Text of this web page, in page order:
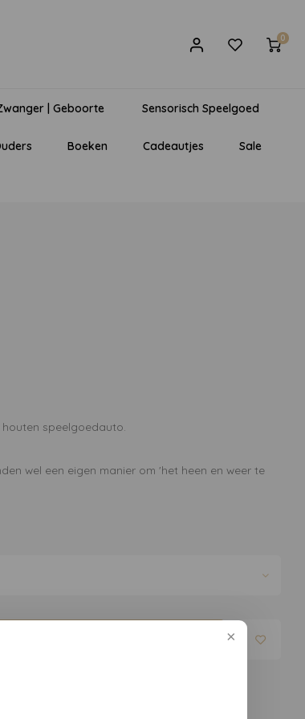
0
| Geboorte Sensorisch Speelgoed
Boeken Cadeautjes Sale
houten speelgoedauto.
wel een eigen manier om 'het heen en weer te